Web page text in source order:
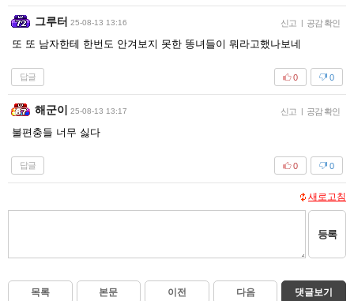
그루터 25-08-13 13:16 신고 | 공감 확인
또 또 남자한테 한번도 안겨보지 못한 똥녀들이 뭐라고했나보네
답글 0
0
해군이 25-08-13 13:17 신고 | 공감 확인
불편충들 너무 싫다
답글 0
0
새로고침
등록
목록 본문 이전 다음 댓글보기